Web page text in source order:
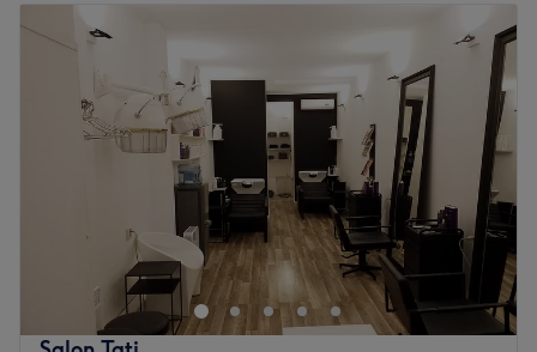
Woensdag
18:00
09:00–18:00
Vrijdag
09:00–19:30
Zaterdag
09:00 –16:00
Zondag
Gesloten
Op de Bankastraat tref je het gemotiveerde en betrokken
team van Martin Willems Hair Art. Ze zijn op de hoogte
van de laatste ontwikkelingen en trends in de
kapperswereld. Martin is ambassador van Matrix
Nederland en maakt deel uit van het Global Design